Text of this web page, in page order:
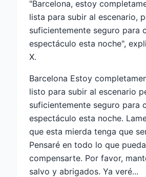
"Barcelona, ​​estoy
lista para subir al escenario,
suficientemente seguro para
espectáculo esta noche",
X.
Barcelona Estoy
listo para subir al escenario
suficientemente seguro para
espectáculo esta noche.
que esta mierda tenga que
Pensaré en todo lo que
compensarte. Por favor,
salvo y abrigados. Ya veré...